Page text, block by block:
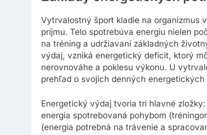
Vytrvalostný šport kladie na organizmus
príjmu. Telo spotrebúva energiu nielen
na tréning a udržiavaní základných
výdaj, vzniká energetický deficit, ktorý
nerovnováhe a poklesu výkonu. U
prehľad o svojich denných energetických
Energetický výdaj tvoria tri hlavné
energia spotrebovaná pohybom
(energia potrebná na trávenie a